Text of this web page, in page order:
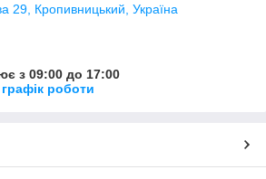
29, Кропивницький, Україна
з 09:00 до 17:00
роботи